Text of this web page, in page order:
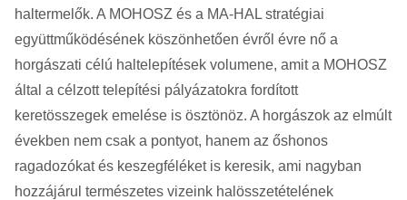
haltermelők. A MOHOSZ és a MA-HAL stratégiai
együttműködésének köszönhetően évről évre nő a
horgászati célú haltelepítések volumene, amit a MOHOSZ
által a célzott telepítési pályázatokra fordított
keretösszegek emelése is ösztönöz. A horgászok az elmúlt
években nem csak a pontyot, hanem az őshonos
ragadozókat és keszegféléket is keresik, ami nagyban
hozzájárul természetes vizeink halösszetételének